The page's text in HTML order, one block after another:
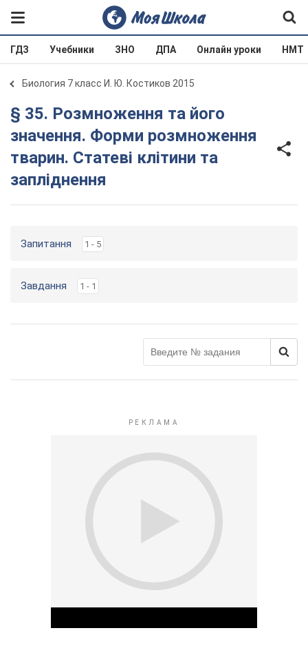
ГДЗ Учебники ЗНО ДПА Онлайн уроки НМТ
Биология 7 класс И. Ю. Костиков 2015
§ 35. Розмноження та його
значення. Форми розмноження
тварин. Статеві клітини та
запліднення
Запитання 1 - 5
Завдання 1 - 1